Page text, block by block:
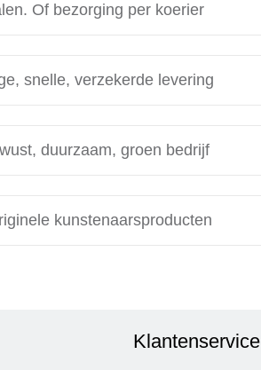
Of bezorging per koerier
snelle, verzekerde levering
duurzaam, groen bedrijf
kunstenaarsproducten
Klantenservice